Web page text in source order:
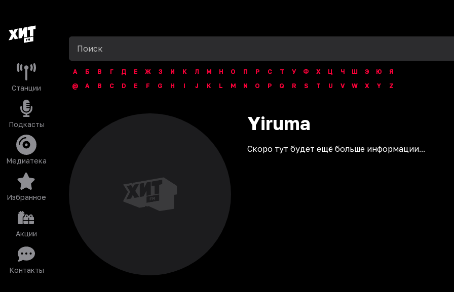
Станции
Подкасты
Медиатека
Избранное
Акции
Контакты
А Б В Г Д Е Ж З И К Л М Н О П Р С Т У Ф Х Ц Ч Ш Э Ю
Я
@
A B C D E F G H I J K L M N O P Q R S T U V W X Y Z
Yiruma
Скоро тут будет ещё больше информации...